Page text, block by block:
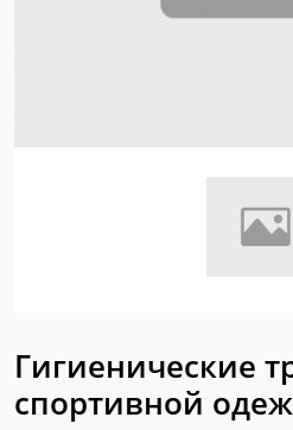
Гигиенические
спортивной